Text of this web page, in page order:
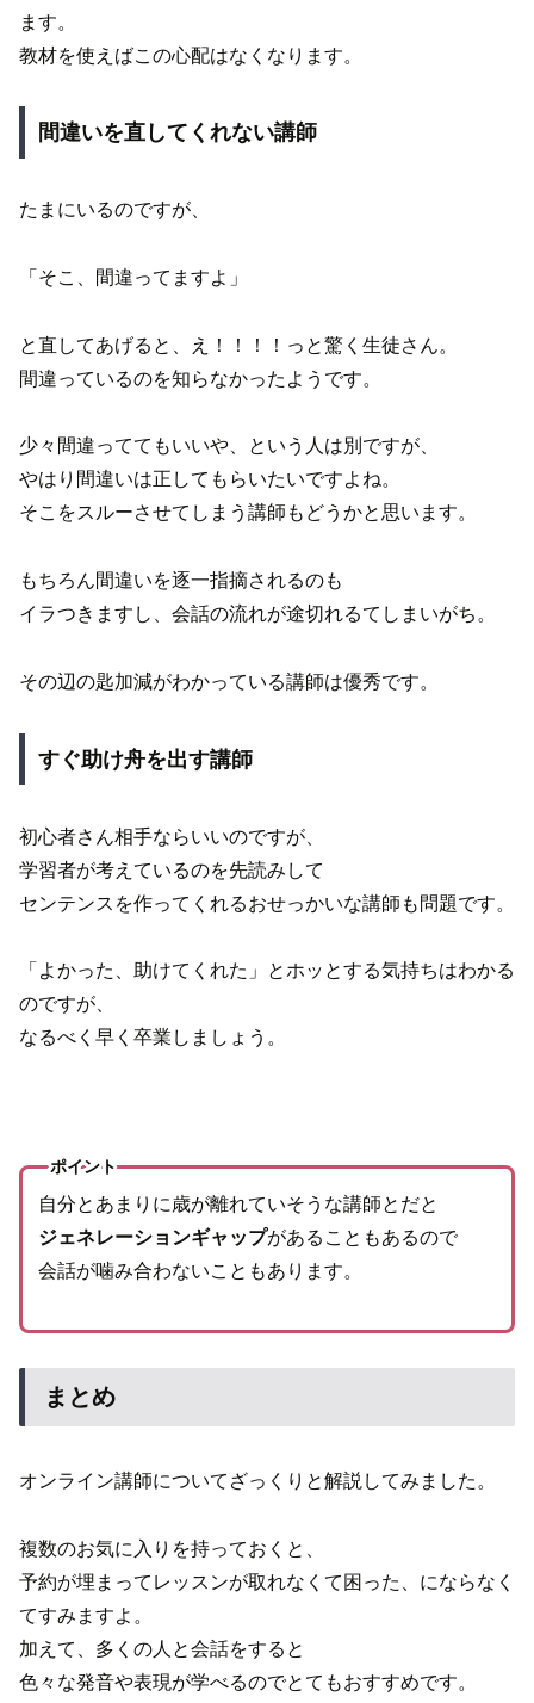
ます。
教材を使えばこの心配はなくなります。
間違いを直してくれない講師
たまにいるのですが、
「そこ、間違ってますよ」
と直してあげると、え！！！！っと驚く生徒さん。
間違っているのを知らなかったようです。
少々間違っててもいいや、という人は別ですが、
やはり間違いは正してもらいたいですよね。
そこをスルーさせてしまう講師もどうかと思います。
もちろん間違いを逐一指摘されるのも
イラつきますし、会話の流れが途切れるてしまいがち。
その辺の匙加減がわかっている講師は優秀です。
すぐ助け舟を出す講師
初心者さん相手ならいいのですが、
学習者が考えているのを先読みして
センテンスを作ってくれるおせっかいな講師も問題です。
「よかった、助けてくれた」とホッとする気持ちはわかる
のですが、
なるべく早く卒業しましょう。
ポイント
自分とあまりに歳が離れていそうな講師とだと
ジェネレーションギャップがあることもあるので
会話が噛み合わないこともあります。
まとめ
オンライン講師についてざっくりと解説してみました。
複数のお気に入りを持っておくと、
予約が埋まってレッスンが取れなくて困った、にならなく
てすみますよ。
加えて、多くの人と会話をすると
色々な発音や表現が学べるのでとてもおすすめです。